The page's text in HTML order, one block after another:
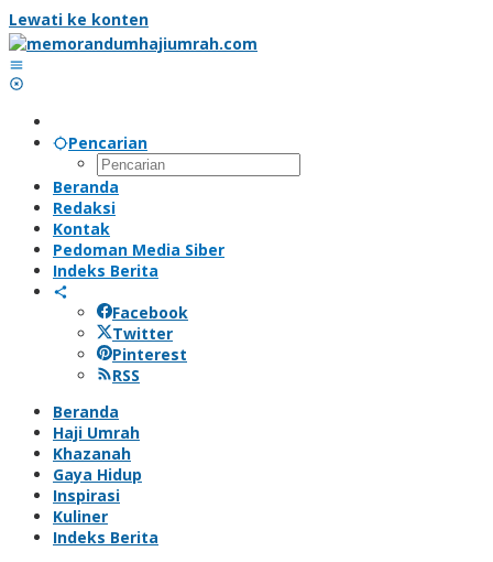
Lewati ke konten
Pencarian
Beranda
Redaksi
Kontak
Pedoman Media Siber
Indeks Berita
Facebook
Twitter
Pinterest
RSS
Beranda
Haji Umrah
Khazanah
Gaya Hidup
Inspirasi
Kuliner
Indeks Berita